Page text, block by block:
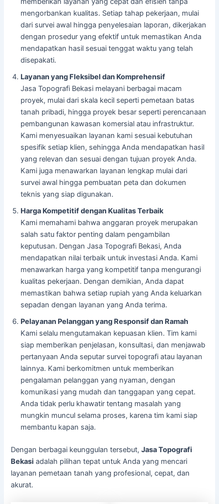
mengorbankan kualitas. Setiap tahap pekerjaan, mulai
dari survei awal hingga penyelesaian laporan, dikerjakan
dengan prosedur yang efektif untuk memastikan Anda
mendapatkan hasil sesuai tenggat waktu yang telah
disepakati.
Layanan yang Fleksibel dan Komprehensif
Jasa Topografi Bekasi melayani berbagai macam
proyek, mulai dari skala kecil seperti pemetaan batas
tanah pribadi, hingga proyek besar seperti perencanaan
pembangunan kawasan komersial atau infrastruktur.
Kami menyesuaikan layanan kami sesuai kebutuhan
spesifik setiap klien, sehingga Anda mendapatkan hasil
yang relevan dan sesuai dengan tujuan proyek Anda.
Kami juga menawarkan layanan lengkap mulai dari
survei awal hingga pembuatan peta dan dokumen
teknis yang siap digunakan.
Harga Kompetitif dengan Kualitas Terbaik
Kami memahami bahwa anggaran proyek merupakan
salah satu faktor penting dalam pengambilan
keputusan. Dengan Jasa Topografi Bekasi, Anda
mendapatkan nilai terbaik untuk investasi Anda. Kami
menawarkan harga yang kompetitif tanpa mengurangi
kualitas pekerjaan. Dengan demikian, Anda dapat
memastikan bahwa setiap rupiah yang Anda keluarkan
sepadan dengan layanan yang Anda terima.
Pelayanan Pelanggan yang Responsif dan Ramah
Kami selalu mengutamakan kepuasan klien. Tim kami
siap memberikan penjelasan, konsultasi, dan menjawab
pertanyaan Anda seputar survei topografi atau layanan
lainnya. Kami berkomitmen untuk memberikan
pengalaman pelanggan yang nyaman, dengan
komunikasi yang mudah dan tanggapan yang cepat.
Anda tidak perlu khawatir tentang masalah yang
mungkin muncul selama proses, karena tim kami siap
membantu kapan saja.
Dengan berbagai keunggulan tersebut,Jasa Topografi
Bekasi adalah pilihan tepat untuk Anda yang mencari
layanan pemetaan tanah yang profesional, cepat, dan
akurat.